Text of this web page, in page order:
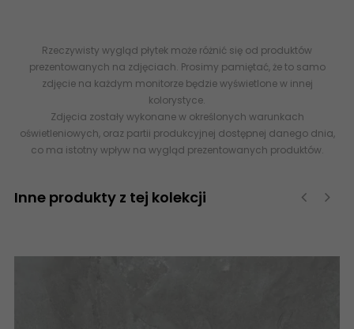
Rzeczywisty wygląd płytek może różnić się od produktów
prezentowanych na zdjęciach. Prosimy pamiętać, że to samo
zdjęcie na każdym monitorze będzie wyświetlone w innej
kolorystyce.
Zdjęcia zostały wykonane w określonych warunkach
oświetleniowych, oraz partii produkcyjnej dostępnej danego dnia,
co ma istotny wpływ na wygląd prezentowanych produktów.
Inne produkty z tej kolekcji